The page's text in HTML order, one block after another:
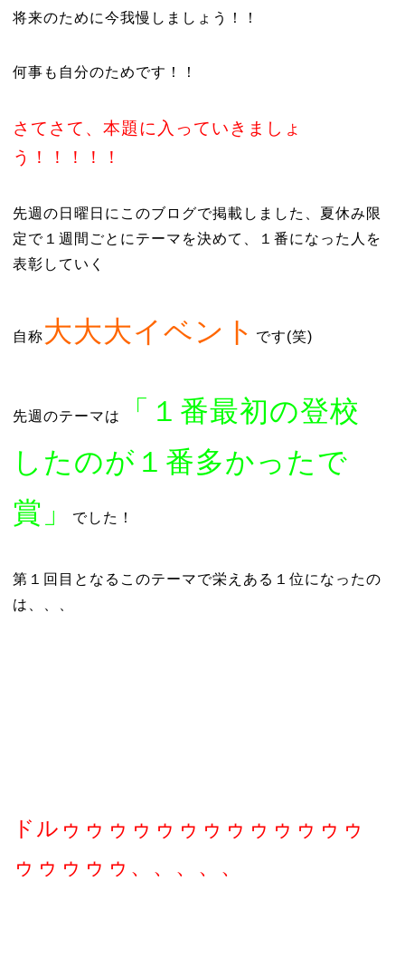
将来のために今我慢しましょう！！
何事も自分のためです！！
さてさて、本題に入っていきましょ
う！！！！！
先週の日曜日にこのブログで掲載しました、夏休み限
定で１週間ごとにテーマを決めて、１番になった人を
表彰していく
自称大大大イベント です(笑)
先週のテーマは
「１番最初の登校
したのが１番多かったで
賞」
でした！
第１回目となるこのテーマで栄えある１位になったの
は、、、
ドルゥゥゥゥゥゥゥゥゥゥゥゥゥ
ゥゥゥゥゥ、、、、、